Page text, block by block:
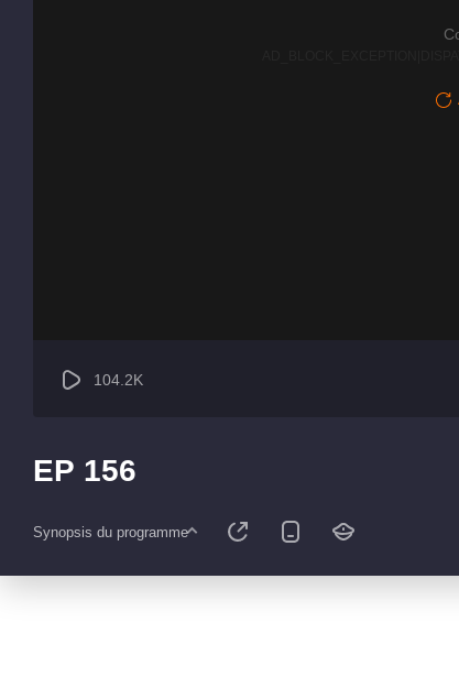
104.2K
EP 156
Synopsis du programme